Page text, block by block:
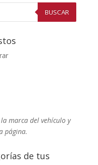
BUSCAR
marca del vehículo y
página.
de tus